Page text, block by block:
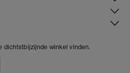
dichtstbijzijnde winkel vinden.